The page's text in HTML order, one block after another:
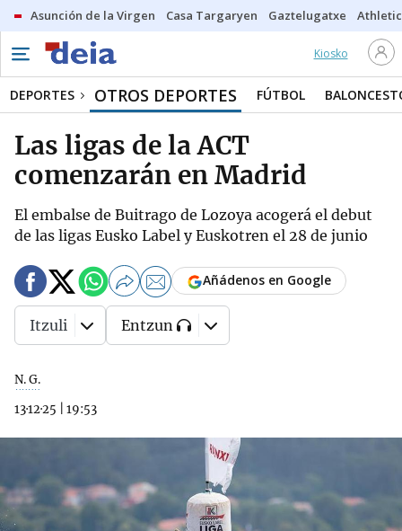
Asunción de la Virgen Casa Targaryen Gaztelugatxe Athletic
Kiosko
DEPORTES OTROS DEPORTES FÚTBOL
Las ligas de la ACT
comenzarán en Madrid
El embalse de Buitrago de Lozoya acogerá el debut
de las ligas Eusko Label y Euskotren el 28 de junio
N. G.
13·12·25
19:53
Añádenos en Google
Itzuli Entzun